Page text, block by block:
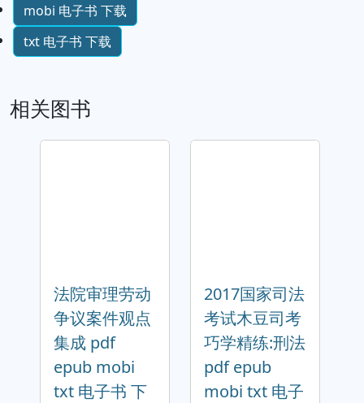
mobi 电子书 下载
txt 电子书 下载
相关图书
法院审理劳动
争议案件观点
集成 pdf
epub mobi
txt 电子书 下
2017国家司法
考试木豆司考
巧学精练:刑法
pdf epub
mobi txt 电子